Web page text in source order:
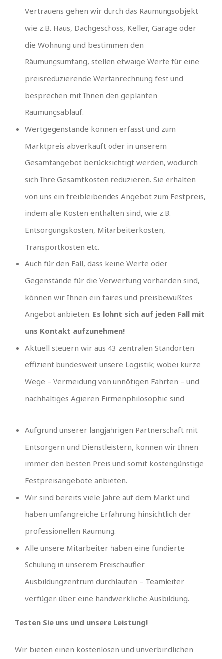
Vertrauens gehen wir durch das Räumungsobjekt
wie z.B. Haus, Dachgeschoss, Keller, Garage oder
die Wohnung und bestimmen den
Räumungsumfang, stellen etwaige Werte für eine
preisreduzierende Wertanrechnung fest und
besprechen mit Ihnen den geplanten
Räumungsablauf.
Wertgegenstände können erfasst und zum
Marktpreis abverkauft oder in unserem
Gesamtangebot berücksichtigt werden, wodurch
sich Ihre Gesamtkosten reduzieren. Sie erhalten
von uns ein freibleibendes Angebot zum Festpreis,
indem alle Kosten enthalten sind, wie z.B.
Entsorgungskosten, Mitarbeiterkosten,
Transportkosten etc.
Auch für den Fall, dass keine Werte oder
Gegenstände für die Verwertung vorhanden sind,
können wir Ihnen ein faires und preisbewußtes
Angebot anbieten. Es lohnt sich auf jeden Fall mit
uns Kontakt aufzunehmen!
Aktuell steuern wir aus 43 zentralen Standorten
effizient bundesweit unsere Logistik; wobei kurze
Wege – Vermeidung von unnötigen Fahrten – und
nachhaltiges Agieren Firmenphilosophie sind
Aufgrund unserer langjährigen Partnerschaft mit
Entsorgern und Dienstleistern, können wir Ihnen
immer den besten Preis und somit kostengünstige
Festpreisangebote anbieten.
Wir sind bereits viele Jahre auf dem Markt und
haben umfangreiche Erfahrung hinsichtlich der
professionellen Räumung.
Alle unsere Mitarbeiter haben eine fundierte
Schulung in unserem Freischaufler
Ausbildungzentrum durchlaufen – Teamleiter
verfügen über eine handwerkliche Ausbildung.
Testen Sie uns und unsere Leistung!
Wir bieten einen kostenlosen und unverbindlichen